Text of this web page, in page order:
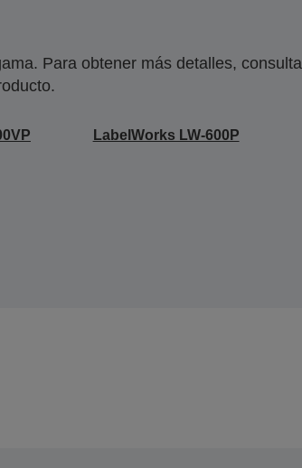
Para obtener más detalles, consulta
LabelWorks LW-600P